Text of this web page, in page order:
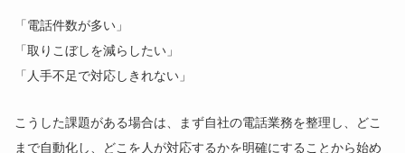
「電話件数が多い」
「取りこぼしを減らしたい」
「人手不足で対応しきれない」
こうした課題がある場合は、まず自社の電話業務を整理し、どこ
まで自動化し、どこを人が対応するかを明確にすることから始め